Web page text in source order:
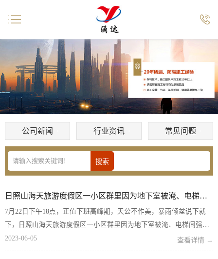
公司新闻 行业资讯 常见问题
日照山海天旅游度假区一小区群里因为地下室被淹、电梯间强漏水炸了锅
7月22日下午18点，正值下班高峰期，天公不作美，暴雨倾盆说下就
下，日照山海天旅游度假区一小区群里因为地下室被淹、电梯间强漏
水炸了锅。 日照的雨淅淅沥沥下了一天，但是在晚间的18点开始进入
了强降水，朋友圈里都是各种因为暴雨中车抛锚的消息，然而山海天
2023-06-05 查看详情 →
 